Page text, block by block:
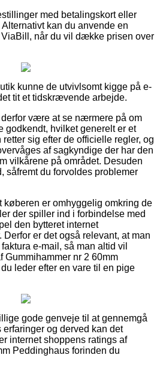
med betalingskort eller
kan du anvende en
når du vil dække prisen over
kunne de utvivlsomt kigge på e-
tit et tidskrævende arbejde.
være at se nærmere på om
godkendt, hvilket generelt er et
sig efter de officielle regler, og
af sagkyndige der har den
vilkårene på området. Desuden
såfremt du forvoldes problemer
køberen er omhyggelig omkring de
der spiller ind i forbindelse med
den bytteret internet
er det også relevant, at man
e-mail, så man altid vil
Gummihammer nr 2 60mm
leder efter en vare til en pige
gode genveje til at gennemgå
og derved kan det
internet shoppens ratings af
Peddinghaus forinden du